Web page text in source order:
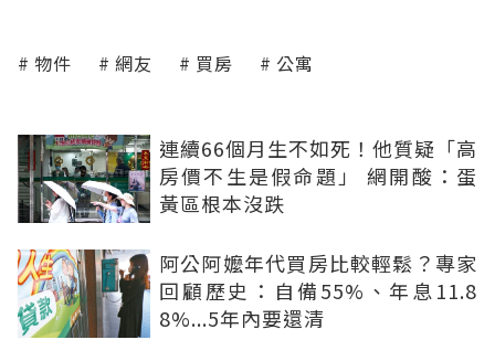
物件 網友 買房 公寓
連續66個月生不如死！他質疑「高
房價不生是假命題」 網開酸：蛋
黃區根本沒跌
阿公阿嬤年代買房比較輕鬆？專家
回顧歷史：自備55%、年息11.8
8%...5年內要還清